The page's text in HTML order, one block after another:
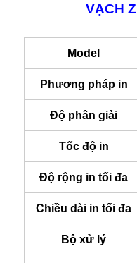
VẠCH
Model
Phương pháp in
Độ phân giải
Tốc độ in
Độ rộng in tối đa
Chiều dài in tối đa
Bộ xử lý